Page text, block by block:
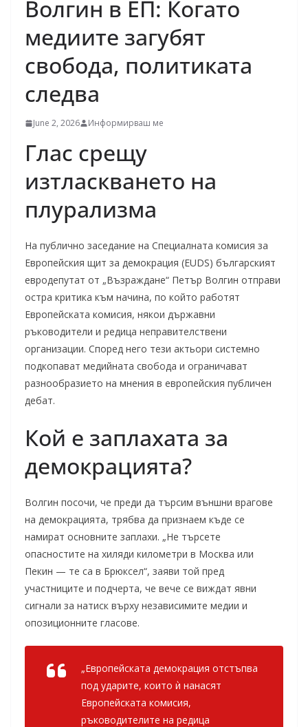
Волгин в ЕП: Когато
медиите загубят
свобода, политиката
следва
June 2, 2026 Информирваш ме
Глас срещу
изтласкването на
плурализма
На публично заседание на Специалната комисия за
Европейския щит за демокрация (EUDS) българският
евродепутат от „Възраждане“ Петър Волгин отправи
остра критика към начина, по който работят
Европейската комисия, някои държавни
ръководители и редица неправителствени
организации. Според него тези актьори системно
подкопават медийната свобода и ограничават
разнообразието на мнения в европейския публичен
дебат.
Кой е заплахата за
демокрацията?
Волгин посочи, че преди да търсим външни врагове
на демокрацията, трябва да признаем къде се
намират основните заплахи. „Не търсете
опасностите на хиляди километри в Москва или
Пекин — те са в Брюксел“, заяви той пред
участниците и подчерта, че вече се виждат явни
сигнали за натиск върху независимите медии и
опозиционните гласове.
„Европейската демокрация отстъпва
под ударите, които ѝ нанасят
Европейската комисия,
ръководителите на редица